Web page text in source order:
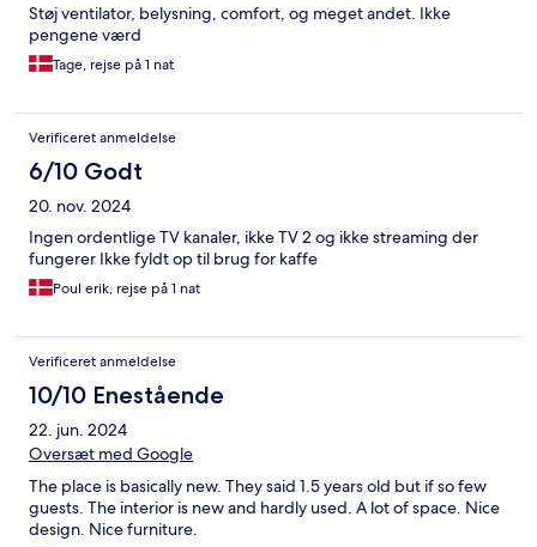
Støj ventilator, belysning, comfort, og meget andet. Ikke
pengene værd
Tage, rejse på 1 nat
Verificeret anmeldelse
6/10 Godt
20. nov. 2024
Ingen ordentlige TV kanaler, ikke TV 2 og ikke streaming der
fungerer Ikke fyldt op til brug for kaffe
Poul erik, rejse på 1 nat
Verificeret anmeldelse
10/10 Enestående
22. jun. 2024
Oversæt med Google
The place is basically new. They said 1.5 years old but if so few
guests. The interior is new and hardly used. A lot of space. Nice
design. Nice furniture.